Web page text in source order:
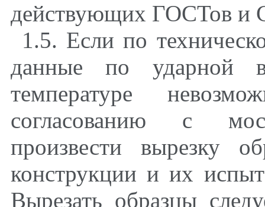
действующих ГОСТов и
1.5. Если по
данные по ударной
температуре
согласованию с
произвести вырезку
конструкции и их
Вырезать образцы